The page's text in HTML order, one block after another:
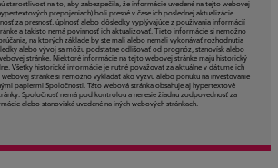
starostlivosť na to, aby zabezpečila, že informácie uvedené na tejto webovej
prepojeniach) boli presné v čase ich poslednej aktualizácie.
za presnosť, úplnosť alebo dôsledky vyplývajúce z používania informácií
a takisto nemá povinnosť ich aktualizovať. Tieto informácie si nemožno
na ktorých základe by ste mali alebo nemali vykonávať rozhodnutia
alebo vývoj sa môžu podstatne odlišovať od prognóz, stanovísk alebo
stránke. Niektoré informácie na tejto webovej stránke majú historický
Všetky historické informácie je nutné považovať za aktuálne v dátume ich
stránke si nemožno vykladať ako výzvu alebo ponuku na investovanie
papiermi Spoločnosti. Táto webová stránka obsahuje aj hypertextové
Spoločnosť nemá pod kontrolou a nenesie žiadnu zodpovednosť za
alebo stanoviská uvedené na iných webových stránkach.